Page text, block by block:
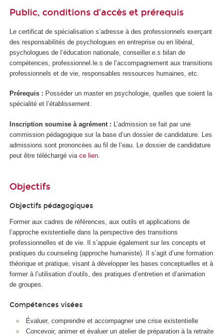
Public, conditions d’accès et prérequis
Le certificat de spécialisation s’adresse à des professionnels exerçant
des responsabilités de psychologues en entreprise ou en libéral,
psychologues de l’éducation nationale, conseiller.e.s bilan de
compétences, professionnel.le.s de l’accompagnement aux transitions
professionnels et de vie, responsables ressources humaines, etc.
Prérequis : Posséder un master en psychologie, quelles que soient la
spécialité et l’établissement.
Inscription soumise à agrément :
L’admission se fait par une
commission pédagogique sur la base d’un dossier de candidature. Les
admissions sont prononcées au fil de l’eau. Le dossier de candidature
peut être téléchargé via ce lien
Objectifs
Objectifs pédagogiques
Former aux cadres de références, aux outils et applications de
l’approche existentielle dans la perspective des transitions
professionnelles et de vie. Il s’appuie également sur les concepts et
pratiques du counseling (approche humaniste). Il s’agit d’une formation
théorique et pratique, visant à développer les bases conceptuelles et à
former à l’utilisation d’outils, des pratiques d’entretien et d’animation
de groupes.
Compétences visées
Évaluer, comprendre et accompagner une crise existentielle
Concevoir, animer et évaluer un atelier de préparation à la retraite